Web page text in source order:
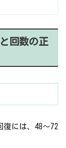
回数の正
には、48〜72